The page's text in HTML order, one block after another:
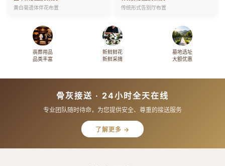
黄白菊遗体伴花布置 传统形式告别厅布置
丧葬用品
品类丰富
新鲜鲜花
新鲜采摘
墓地选址
大额优惠
骨灰接送 · 24小时全天在线
专业团队随时待命，为您提供安全、尊重的接送服务
了解更多 →